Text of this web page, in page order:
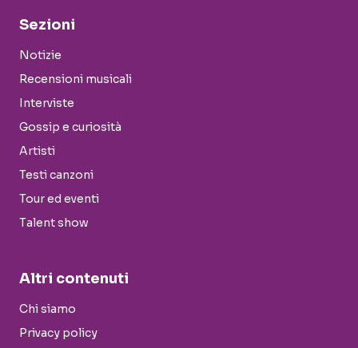
Sezioni
Notizie
Recensioni musicali
Interviste
Gossip e curiosità
Artisti
Testi canzoni
Tour ed eventi
Talent show
Altri contenuti
Chi siamo
Privacy policy